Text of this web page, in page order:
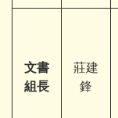
文書
組長
莊建
鋒